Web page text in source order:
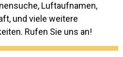
Luftaufnamen,
und viele weitere
Rufen Sie uns an!